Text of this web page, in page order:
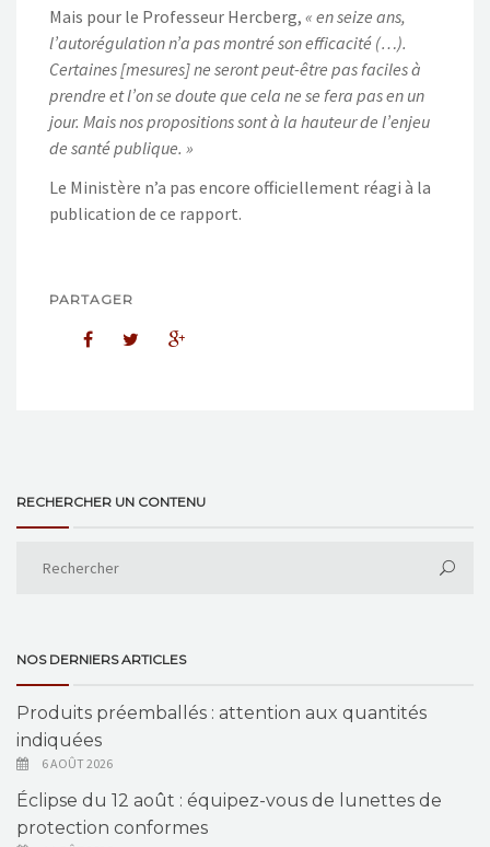
Mais pour le Professeur Hercberg, « en seize ans,
l’autorégulation n’a pas montré son efficacité (…).
Certaines [mesures] ne seront peut-être pas faciles à
prendre et l’on se doute que cela ne se fera pas en un
jour. Mais nos propositions sont à la hauteur de l’enjeu
de santé publique. »
Le Ministère n’a pas encore officiellement réagi à la
publication de ce rapport.
PARTAGER
RECHERCHER UN CONTENU
NOS DERNIERS ARTICLES
Produits préemballés : attention aux quantités
indiquées
6 AOÛT 2026
Éclipse du 12 août : équipez-vous de lunettes de
protection conformes